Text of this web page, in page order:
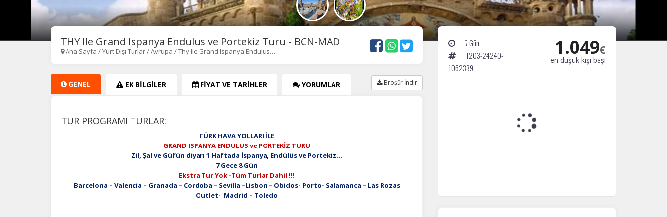
THY Ile Grand Ispanya Endulus ve Portekiz Turu - BCN-MAD
Ana Sayfa /Yurt Dışı Turlar/Avrupa /Thy Ile Grand Ispanya Endulus…
GENEL EK BİLGİLER FİYAT VE TARİHLER YORUMLAR Broşür İndir
TUR PROGRAMI TURLAR:
TÜRK HAVA YOLLARI İLE
GRAND ISPANYA ENDULUS ve PORTEKİZ TURU
Zil, Şal ve Gül’ün diyarı 1 Haftada İspanya, Endülüs ve Portekiz…
7 Gece 8 Gün
Ekstra Tur Yok -Tüm Turlar Dahil !!!
Barcelona – Valencia – Granada – Cordoba – Sevilla –Lisbon – Obidos- Porto- Salamanca – Las Rozas
Outlet- Madrid – Toledo
7 Gün
T203-24240-
1062389
1.049€
en düşük kişi başı